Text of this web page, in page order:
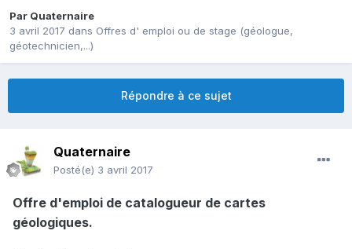
Par Quaternaire
3 avril 2017 dans Offres d' emploi ou de stage (géologue,
géotechnicien,...)
Répondre à ce sujet
Quaternaire
Posté(e) 3 avril 2017
Offre d'emploi de catalogueur de cartes
géologiques.